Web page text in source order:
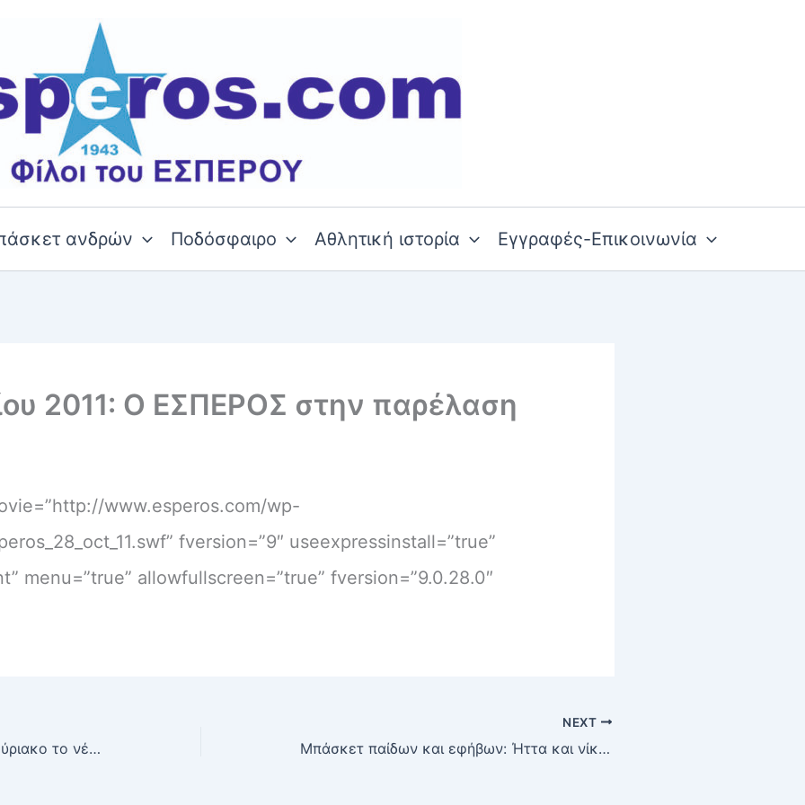
ανδρών Ποδόσφαιρο Αθλητική ιστορία Εγγραφές-Επικοινωνία
2011: Ο ΕΣΠΕΡΟΣ στην παρέλαση
www.esperos.com/wp-
fversion=”9″ useexpressinstall=”true”
menu=”true” allowfullscreen=”true” fversion=”9.0.28.0″
Μπάσκετ: Ξεκινά το Σαββατοκύριακο το νέο Τουρνουά Ακαδημιών
NEXT
Μπάσκετ παίδων και εφήβων: Ήττα και νίκη με ΟΛΥΜΠΙΑΚΟ